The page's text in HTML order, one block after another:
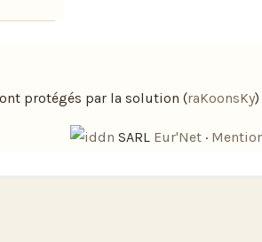
protégés par la solution (raKoonsKy)
SARL Eur'Net ·